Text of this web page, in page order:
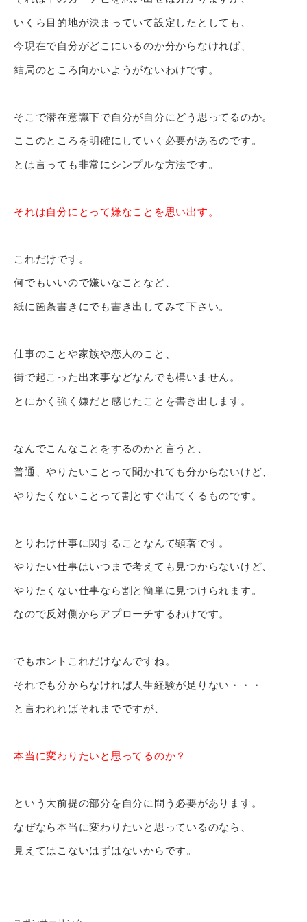
いくら目的地が決まっていて設定したとしても、
今現在で自分がどこにいるのか分からなければ、
結局のところ向かいようがないわけです。
そこで潜在意識下で自分が自分にどう思ってるのか。
ここのところを明確にしていく必要があるのです。
とは言っても非常にシンプルな方法です。
それは自分にとって嫌なことを思い出す。
これだけです。
何でもいいので嫌いなことなど、
紙に箇条書きにでも書き出してみて下さい。
仕事のことや家族や恋人のこと、
街で起こった出来事などなんでも構いません。
とにかく強く嫌だと感じたことを書き出します。
なんでこんなことをするのかと言うと、
普通、やりたいことって聞かれても分からないけど、
やりたくないことって割とすぐ出てくるものです。
とりわけ仕事に関することなんて顕著です。
やりたい仕事はいつまで考えても見つからないけど、
やりたくない仕事なら割と簡単に見つけられます。
なので反対側からアプローチするわけです。
でもホントこれだけなんですね。
それでも分からなければ人生経験が足りない・・・
と言われればそれまでですが、
本当に変わりたいと思ってるのか？
という大前提の部分を自分に問う必要があります。
なぜなら本当に変わりたいと思っているのなら、
見えてはこないはずはないからです。